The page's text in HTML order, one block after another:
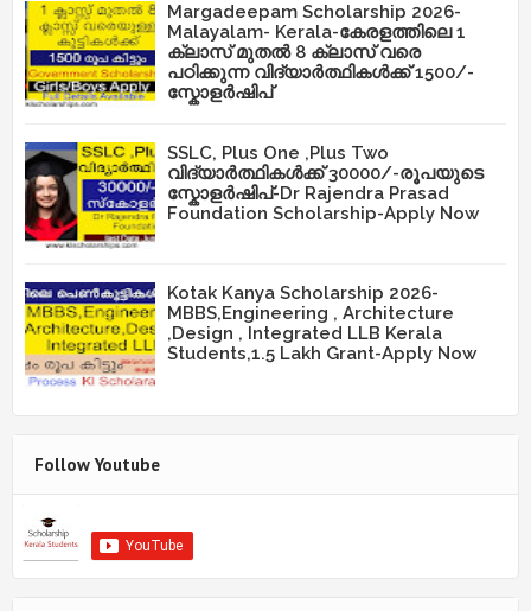
Margadeepam Scholarship 2026-
Malayalam- Kerala-കേരളത്തിലെ 1
ക്ലാസ് മുതൽ 8 ക്ലാസ് വരെ
പഠിക്കുന്ന വിദ്യാർത്ഥികൾക്ക് 1500/-
സ്കോളർഷിപ്
SSLC, Plus One ,Plus Two
വിദ്യാർത്ഥികൾക്ക് 30000/-രൂപയുടെ
സ്കോളർഷിപ്-Dr Rajendra Prasad
Foundation Scholarship-Apply Now
Kotak Kanya Scholarship 2026-
MBBS,Engineering , Architecture
,Design , Integrated LLB Kerala
Students,1.5 Lakh Grant-Apply Now
Follow Youtube